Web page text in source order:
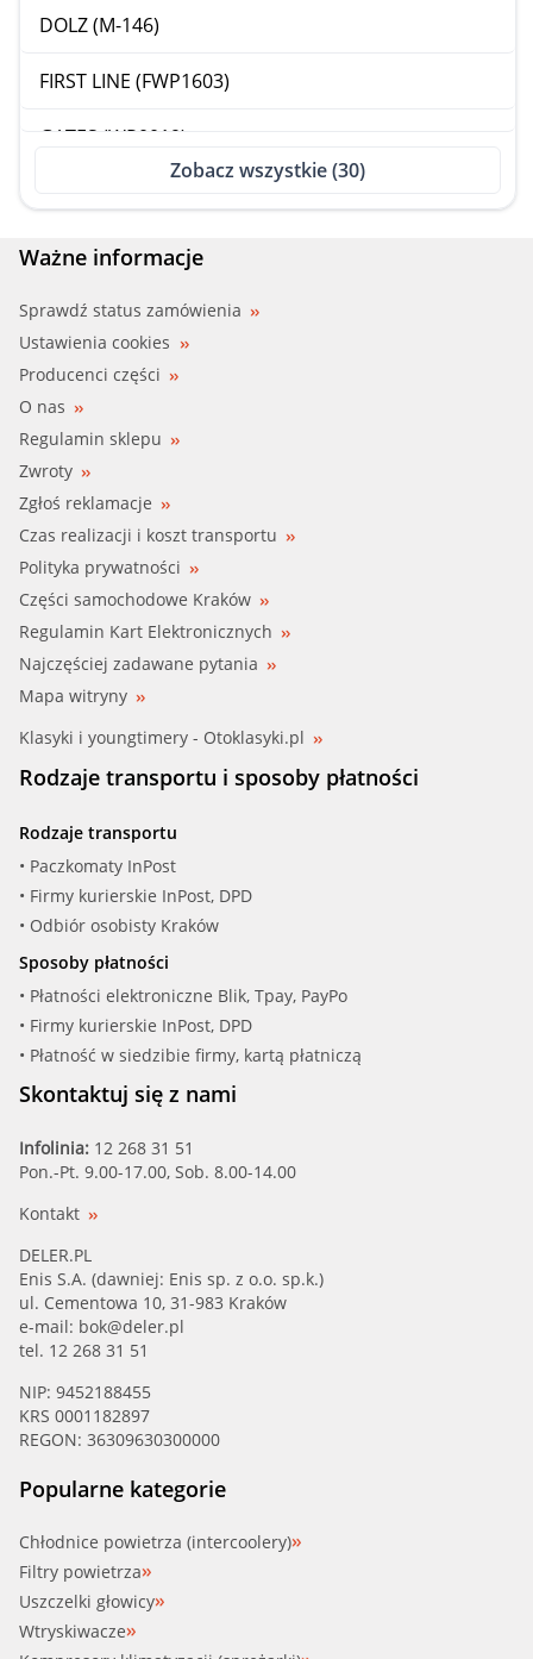
DOLZ (M-146)
FIRST LINE (FWP1603)
GATES (WP0019)
GMB (GWHO28A)
GRAF, METELLI (PA563)
HONDA (19200-P0A-003)
HONDA (19200-P0A-032)
HONDA (19200-P0B-A01)
HONDA (19200-PDA-E01)
HONDA (19200-PT0-003)
HONDA (19200-PT0-004)
HONDA (19200-PT0-013)
HONDA (19200-PT2-013)
KWP (10563)
QUINTON HA (QCP3165)
ROVER (GWP342)
ROVER (GWP345)
RUV (67420)
SKF (VKPC 93601)
TEMOT (852545)
VALEO (506321)
Zobacz wszystkie (30)
Ważne informacje
Sprawdź status zamówienia
Ustawienia cookies
Producenci części
O nas
Regulamin sklepu
Zwroty
Zgłoś reklamacje
Czas realizacji i koszt transportu
Polityka prywatności
Części samochodowe Kraków
Regulamin Kart Elektronicznych
Najczęściej zadawane pytania
Mapa witryny
Klasyki i youngtimery - Otoklasyki.pl
Rodzaje transportu i sposoby płatności
Rodzaje transportu
• Paczkomaty InPost
• Firmy kurierskie InPost, DPD
• Odbiór osobisty Kraków
Sposoby płatności
• Płatności elektroniczne Blik, Tpay, PayPo
• Firmy kurierskie InPost, DPD
• Płatność w siedzibie firmy, kartą płatniczą
Skontaktuj się z nami
Infolinia: 12 268 31 51
Pon.-Pt. 9.00-17.00, Sob. 8.00-14.00
Kontakt
DELER.PL
Enis S.A. (dawniej: Enis sp. z o.o. sp.k.)
ul. Cementowa 10, 31-983 Kraków
e-mail: bok@deler.pl
tel. 12 268 31 51
NIP: 9452188455
KRS 0001182897
REGON: 36309630300000
Popularne kategorie
Chłodnice powietrza (intercoolery)
Filtry powietrza
Uszczelki głowicy
Wtryskiwacze